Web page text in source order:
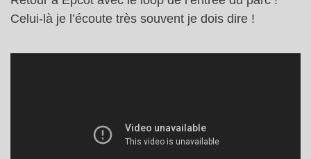
Celui-là je l’écoute très souvent je dois dire !